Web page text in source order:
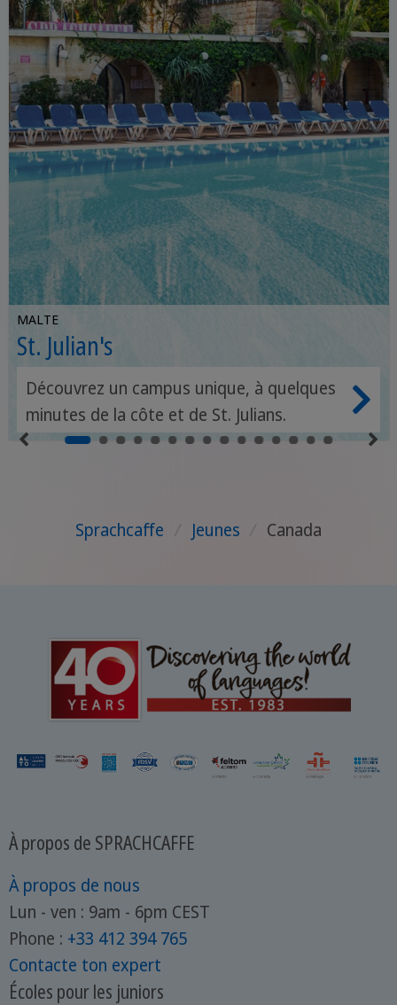
MALTE
St. Julian's
Découvrez un campus unique, à quelques
minutes de la côte et de St. Julians.
Sprachcaffe / Jeunes / Canada
À propos de SPRACHCAFFE
À propos de nous
Lun - ven : 9am - 6pm CEST
Phone : +33 412 394 765
Contacte ton expert
Écoles pour les juniors